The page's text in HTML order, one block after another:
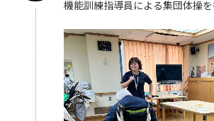
機能訓練指導員による集団体操